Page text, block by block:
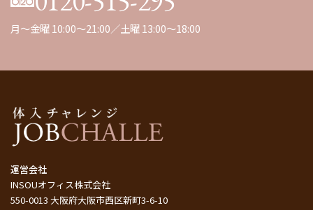
月～金曜 10:00～21:00／土曜 13:00～18:00
運営会社
INSOUオフィス株式会社
550-0013 大阪府大阪市西区新町3-6-10